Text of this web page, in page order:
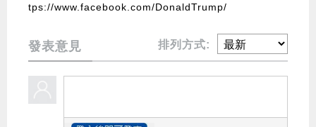
tps://www.facebook.com/DonaldTrump/
發表意見 排列方式: